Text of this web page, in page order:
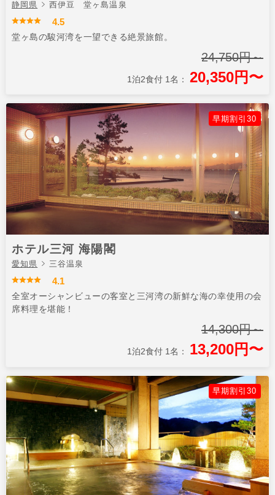
静岡県 西伊豆 堂ヶ島温泉
4.5
堂ヶ島の駿河湾を一望できる絶景旅館。
24,750円～
1泊2食付 1名： 20,350円〜
早期割引30
ホテル三河 海陽閣
愛知県 三谷温泉
4.1
全室オーシャンビューの客室と三河湾の新鮮な海の幸使用の会
席料理を堪能！
14,300円～
1泊2食付 1名： 13,200円〜
早期割引30